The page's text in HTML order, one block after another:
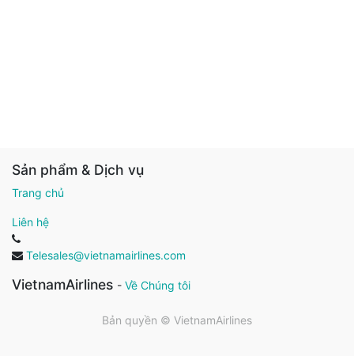
Sản phẩm & Dịch vụ
Trang chủ
Liên hệ
Telesales@vietnamairlines.com
VietnamAirlines - Về Chúng tôi
Bản quyền © VietnamAirlines